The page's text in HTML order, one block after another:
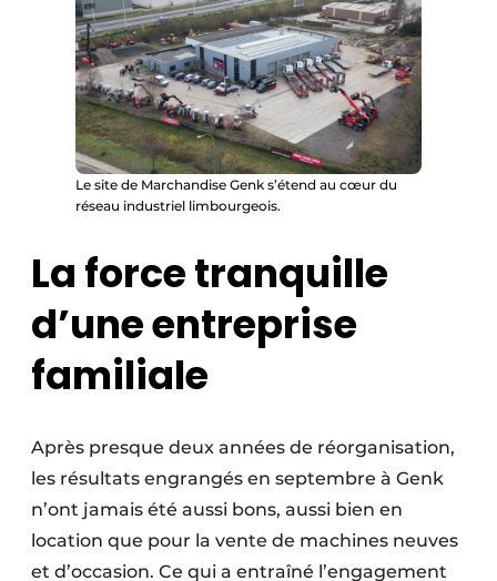
Le site de Marchandise Genk s’étend au cœur du
réseau industriel limbourgeois.
La force tranquille
d’une entreprise
familiale
Après presque deux années de réorganisation,
les résultats engrangés en septembre à Genk
n’ont jamais été aussi bons, aussi bien en
location que pour la vente de machines neuves
et d’occasion. Ce qui a entraîné l’engagement